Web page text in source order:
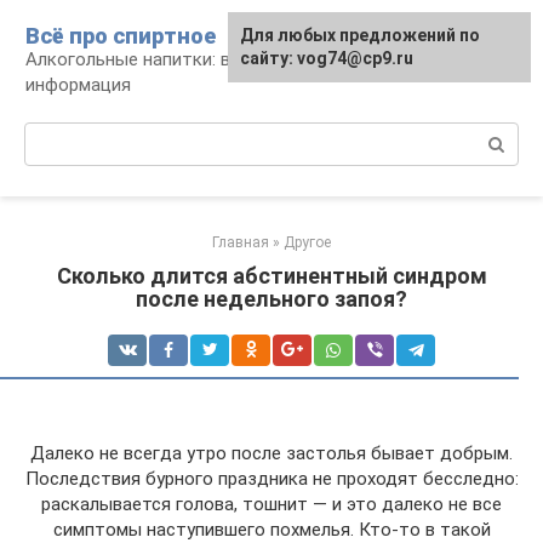
контенту
Всё про спиртное
Алкогольные напитки: виды, рецепты,
информация
Главная » Другое
Сколько длится абстинентный синдром
после недельного запоя?
Далеко не всегда утро после застолья бывает добрым.
Последствия бурного праздника не проходят бесследно:
раскалывается голова, тошнит — и это далеко не все
симптомы наступившего похмелья. Кто-то в такой
Для любых предложений по
сайту: vog74@cp9.ru